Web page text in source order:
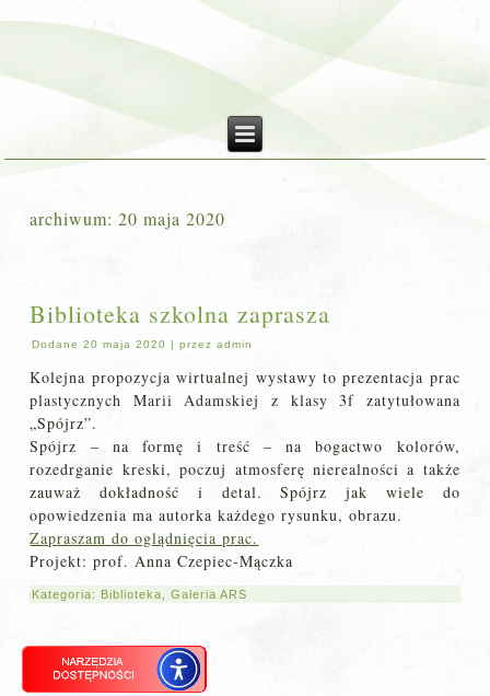
archiwum:20 maja 2020
Biblioteka szkolna zaprasza
Dodane 20 maja 2020 |przez admin
Kolejna propozycja wirtualnej wystawy to prezentacja prac
plastycznych Marii Adamskiej z klasy 3f zatytułowana
„Spójrz”.
Spójrz – na formę i treść – na bogactwo kolorów,
rozedrganie kreski, poczuj atmosferę nierealności a także
zauważ dokładność i detal. Spójrz jak wiele do
opowiedzenia ma autorka każdego rysunku, obrazu.
Zapraszam do oglądnięcia prac.
Projekt: prof. Anna Czepiec-Mączka
Kategoria: Biblioteka ,Galeria ARS